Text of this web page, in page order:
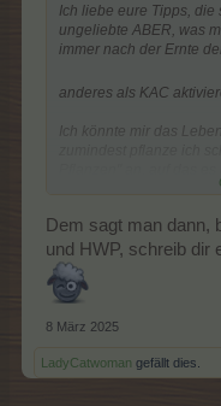
Ich liebe eure Tipps, die
ungeliebte ABER, was
immer nach der Ernte
anderes als KAC
Ich könnte mir das
Pflanzen neu bestückt,
gucken was fehlt...
Dem sagt man dann,
und HWP, schreib dir
8 März 2025
LadyCatwoman gefällt dies.